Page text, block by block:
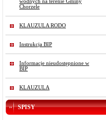
wodnych na terenie Gminy
Chorzele
KLAUZULA RODO
Instrukcja BIP
Informacje nieudostępnione w
BIP
KLAUZULA
SPISY